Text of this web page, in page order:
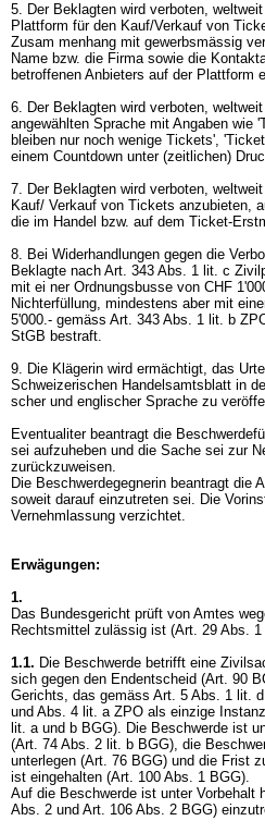
5. Der Beklagten wird verboten,
Plattform für den Kauf/Verkauf von
Zusam menhang mit gewerbsmässig
Name bzw. die Firma sowie die
betroffenen Anbieters auf der Plattform
6. Der Beklagten wird verboten,
angewählten Sprache mit Angaben wie
bleiben nur noch wenige Tickets',
einem Countdown unter (zeitlichen)
7. Der Beklagten wird verboten,
Kauf/ Verkauf von Tickets anzubieten,
die im Handel bzw. auf dem Ticket-
8. Bei Widerhandlungen gegen die
Beklagte nach Art. 343 Abs. 1 lit. c
mit ei ner Ordnungsbusse von CHF
Nichterfüllung, mindestens aber mit
5'000.- gemäss Art. 343 Abs. 1 lit. b
StGB bestraft.
9. Die Klägerin wird ermächtigt, das
Schweizerischen Handelsamtsblatt in
scher und englischer Sprache zu
Eventualiter beantragt die
sei aufzuheben und die Sache sei zur
zurückzuweisen.
Die Beschwerdegegnerin beantragt die
soweit darauf einzutreten sei. Die
Vernehmlassung verzichtet.
Erwägungen:
1.
Das Bundesgericht prüft von Amtes
Rechtsmittel zulässig ist (Art. 29 Abs. 1
1.1. Die Beschwerde betrifft eine
sich gegen den Endentscheid (Art. 90
Gerichts, das gemäss Art. 5 Abs. 1 lit.
und Abs. 4 lit. a ZPO als einzige
lit. a und b BGG). Die Beschwerde ist
(Art. 74 Abs. 2 lit. b BGG), die
unterlegen (Art. 76 BGG) und die Frist
ist eingehalten (Art. 100 Abs. 1 BGG).
Auf die Beschwerde ist unter Vorbehalt
Abs. 2 und Art. 106 Abs. 2 BGG)